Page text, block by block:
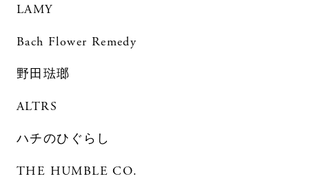
LAMY
Bach Flower Remedy
野田琺瑯
ALTRS
ハチのひぐらし
THE HUMBLE CO.